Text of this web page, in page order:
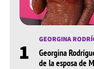
1 GEORGINA
Georgina
de la esposa de